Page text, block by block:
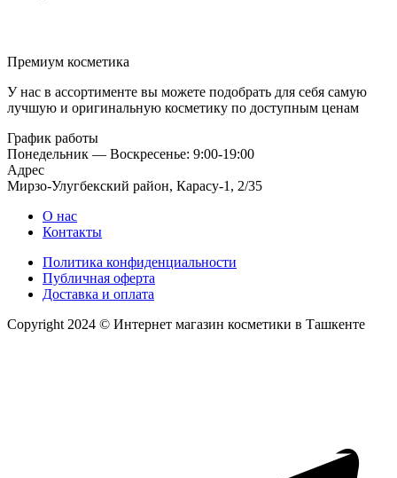
Премиум косметика
У нас в ассортименте вы можете подобрать для себя самую
лучшую и оригинальную косметику по доступным ценам
График работы
Понедельник — Воскресенье: 9:00-19:00
Адрес
Мирзо-Улугбекский район, Карасу-1, 2/35
О нас
Контакты
Политика конфиденциальности
Публичная оферта
Доставка и оплата
Copyright 2024 © Интернет магазин косметики в Ташкенте